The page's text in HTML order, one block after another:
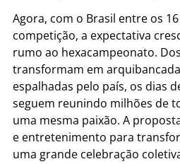
Agora, com o Brasil entre os
competição, a expectativa
rumo ao hexacampeonato.
transformam em
espalhadas pelo país, os dias
seguem reunindo milhões de
uma mesma paixão. A
e entretenimento para
uma grande celebração